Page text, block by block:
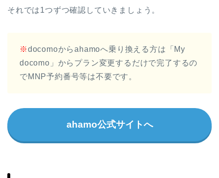
それでは1つずつ確認していきましょう。
※docomoからahamoへ乗り換える方は「My
docomo」からプラン変更するだけで完了するの
でMNP予約番号等は不要です。
ahamo公式サイトへ